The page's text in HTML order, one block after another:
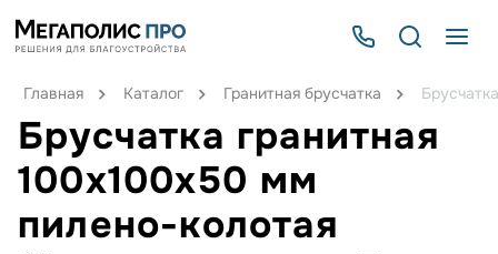
Главная Каталог Гранитная брусчатка
Брусчатка гранитная
100x100x50 мм
пилено-колотая